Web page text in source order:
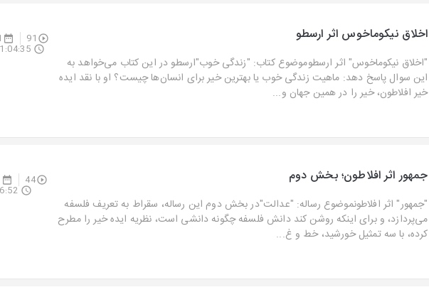
اخلاق نیکوماخوس اثر ارسطو 91
"اخلاق نیکوماخوس" اثر ارسطوموضوع کتاب: "زندگی خوب"ارسطو در این کتاب می‌خواهد به
این سوال پاسخ دهد: ماهیت زندگی خوب یا بهترین خیر برای انسان‌ها چیست؟ او با نقد ایده
خیر افلاطون، خیر را در همین جهان و...
جمهور اثر افلاطون؛ بخش دوم 44
"جمهور" اثر افلاطونموضوع رساله: "عدالت"در بخش دوم این رساله، سقراط به تعریف فلسفه
می‌پردازد، و برای اینکه روشن کند دانش فلسفه چگونه دانشی است، نظریه ایده خیر را مطرح
کرده، با سه تمثیل خورشید، خط و غ...